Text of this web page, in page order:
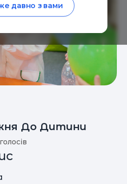
До Дитини
давно з вами